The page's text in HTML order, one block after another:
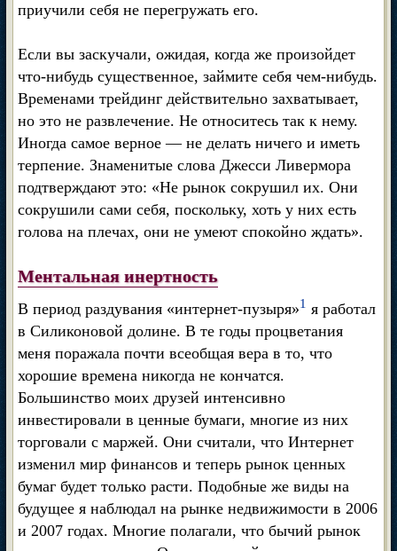
приучили себя не перегружать его.
Если вы заскучали, ожидая, когда же произойдет
что-нибудь существенное, займите себя чем-нибудь.
Временами трейдинг действительно захватывает,
но это не развлечение. Не относитесь так к нему.
Иногда самое верное — не делать ничего и иметь
терпение. Знаменитые слова Джесси Ливермора
подтверждают это: «Не рынок сокрушил их. Они
сокрушили сами себя, поскольку, хоть у них есть
голова на плечах, они не умеют спокойно ждать».
Ментальная инертность
В период раздувания «интернет-пузыря»1 я работал
в Силиконовой долине. В те годы процветания
меня поражала почти всеобщая вера в то, что
хорошие времена никогда не кончатся.
Большинство моих друзей интенсивно
инвестировали в ценные бумаги, многие из них
торговали с маржей. Они считали, что Интернет
изменил мир финансов и теперь рынок ценных
бумаг будет только расти. Подобные же виды на
будущее я наблюдал на рынке недвижимости в 2006
и 2007 годах. Многие полагали, что бычий рынок